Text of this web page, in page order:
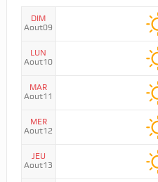
DIM
Aout09
LUN
Aout10
MAR
Aout11
MER
Aout12
JEU
Aout13